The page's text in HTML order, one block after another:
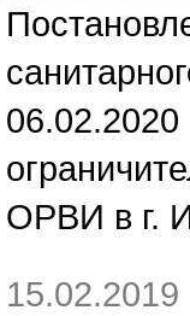
ОРВИ в г.
15.02.2019